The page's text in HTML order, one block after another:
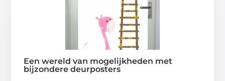
Een wereld van mogelijkheden met
bijzondere deurposters